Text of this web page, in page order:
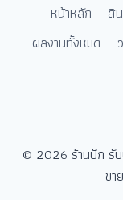
หน้าหลัก สิ
ผลงานทั้งหมด
© 2026 ร้านปัก รับ
ขา